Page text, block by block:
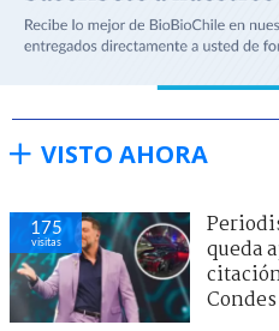
VISTO AHORA
175
visitas
queda
Condes